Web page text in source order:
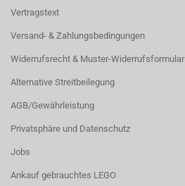
Vertragstext
Versand- & Zahlungsbedingungen
Widerrufsrecht & Muster-Widerrufsformular
Alternative Streitbeilegung
AGB/Gewährleistung
Privatsphäre und Datenschutz
Jobs
Ankauf gebrauchtes LEGO